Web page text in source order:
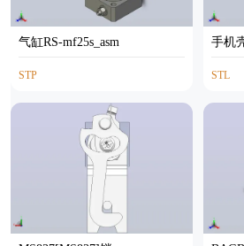
气缸RS-mf25s_asm
STP
手机
STL